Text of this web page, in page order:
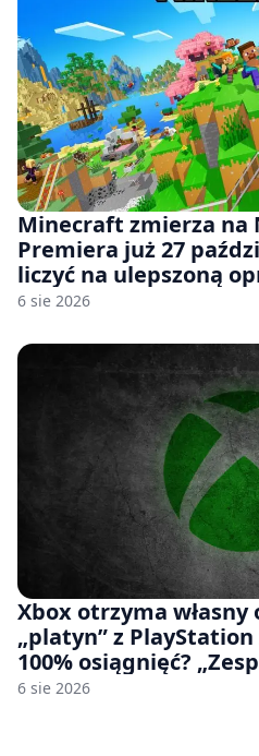
Minecraft zmierza na
Premiera już 27
liczyć na ulepszoną
6 sie 2026
Xbox otrzyma
„platyn” z
100% osiągnięć?
czymś, co ma się
6 sie 2026